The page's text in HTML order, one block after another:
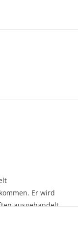
Er wird
ausgehandelt